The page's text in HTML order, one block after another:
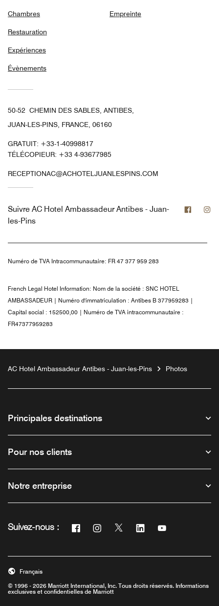
Chambres
Restauration
Expériences
Évènements
Empreinte
50-52 CHEMIN DES SABLES, ANTIBES,
JUAN-LES-PINS, FRANCE, 06160
GRATUIT: +33-1-40998817
TÉLÉCOPIEUR: +33 4-93677985
RECEPTIONAC@ACHOTELJUANLESPINS.COM
Suivre AC Hotel Ambassadeur Antibes - Juan-
les-Pins
Numéro de TVA Intracommunautaire: FR 47 377 959 283
French Legal Hotel Information: Nom de la société : SNC HOTEL
AMBASSADEUR | Numéro d'immatriculation : Antibes B 377959283 |
Capital social : 152500,00 | Numéro de TVA intracommunautaire :
FR47377959283
AC Hotel Ambassadeur Antibes - Juan-les-Pins Photos
Principales destinations
Pour nos clients
Notre entreprise
Suivez-nous : Facebook
Ouvre une nouvelle fenêtre
Instagram
Ouvre une nouvelle fenêtre
Twitter
Ouvre une nouvelle fenêtre
Linkedin
Ouvre une nouvelle
Ouvre une
© 1996 - 2026 Marriott International, Inc. Tous droits réservés. Informations
exclusives et confidentielles de Marriott
Français